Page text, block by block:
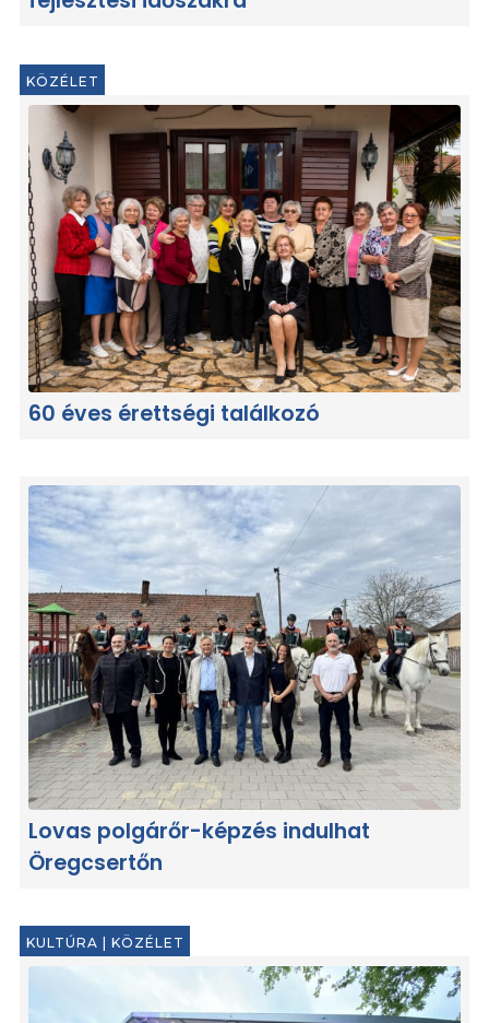
KÖZÉLET
60 éves érettségi találkozó
Lovas polgárőr-képzés indulhat
Öregcsertőn
KULTÚRA KÖZÉLET